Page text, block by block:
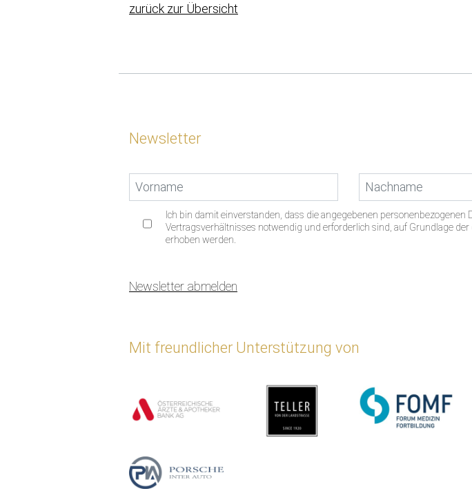
zurück zur Übersicht
Newsletter
Ich bin damit einverstanden, dass die angegebenen
Vertragsverhältnisses notwendig und erforderlich sind, auf Grundlage
erhoben werden.
Newsletter abmelden
Mit freundlicher Unterstützung von